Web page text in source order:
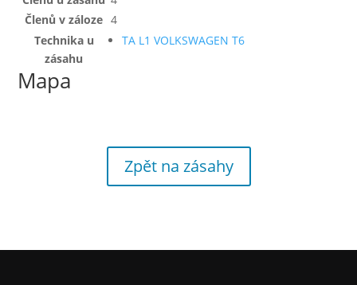
Členů v záloze 4
Technika u
zásahu
TA L1 VOLKSWAGEN T6
Mapa
Zpět na zásahy